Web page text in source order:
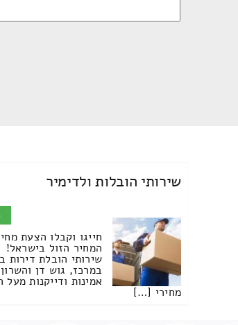
שירותי הובלות ולדימיר
חייגו וקבלו הצעת
המחיר הזול בישראל!
שירותי הובלת דירות
במרכז, גוש דן
אמינות ודייקנות מעל
מחירי […]